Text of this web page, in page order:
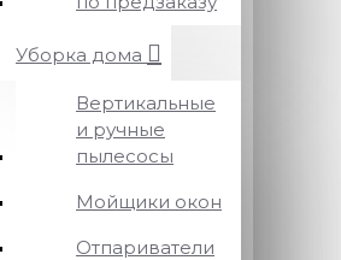
Уборка дома
Вертикальные
и ручные
пылесосы
Мойщики окон
Отпариватели